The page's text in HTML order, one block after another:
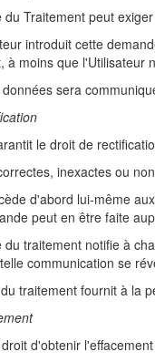
du Traitement peut
introduit cette
à moins que l'Utilisateur
sera
le droit de
inexactes ou
d'abord lui-même
peut en être faite
du traitement notifie à
communication se
traitement fournit à la
d'obtenir